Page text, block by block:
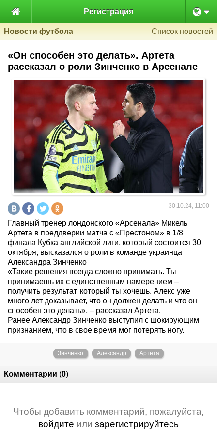
 Регистрация
Новости футбола Список новостей
«Он способен это делать». Артета
рассказал о роли Зинченко в Арсенале
30.10.24, 11:00
Главный тренер лондонского «Арсенала» Микель
Артета в преддверии матча с «Престоном» в 1/8
финала Кубка английской лиги, который состоится 30
октября, высказался о роли в команде украинца
Александра Зинченко
«Такие решения всегда сложно принимать. Ты
принимаешь их с единственным намерением –
получить результат, который ты хочешь. Алекс уже
много лет доказывает, что он должен делать и что он
способен это делать», – рассказал Артета.
Ранее Александр Зинченко выступил с шокирующим
признанием, что в свое время мог потерять ногу.
Зинченко Александр Артета
Комментарии (0)
Чтобы добавить комментарий, пожалуйста,
войдите или зарегистрируйтесь